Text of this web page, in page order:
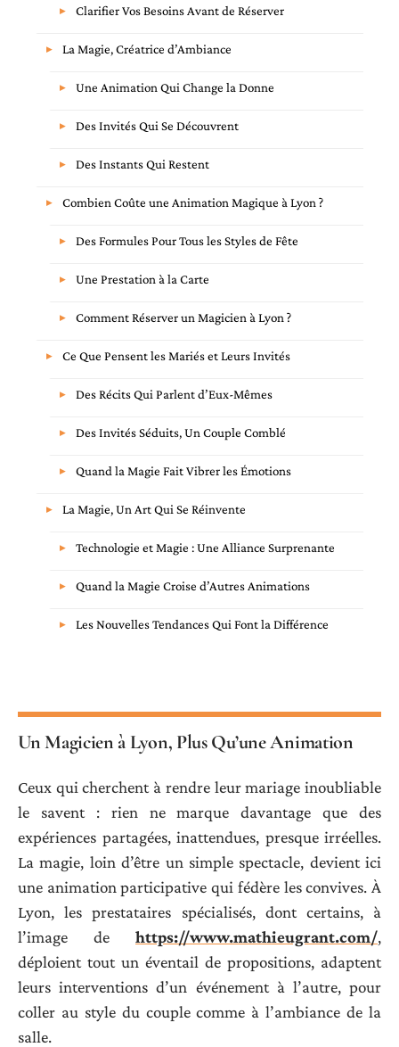
Clarifier Vos Besoins Avant de Réserver
La Magie, Créatrice d’Ambiance
Une Animation Qui Change la Donne
Des Invités Qui Se Découvrent
Des Instants Qui Restent
Combien Coûte une Animation Magique à Lyon ?
Des Formules Pour Tous les Styles de Fête
Une Prestation à la Carte
Comment Réserver un Magicien à Lyon ?
Ce Que Pensent les Mariés et Leurs Invités
Des Récits Qui Parlent d’Eux-Mêmes
Des Invités Séduits, Un Couple Comblé
Quand la Magie Fait Vibrer les Émotions
La Magie, Un Art Qui Se Réinvente
Technologie et Magie : Une Alliance Surprenante
Quand la Magie Croise d’Autres Animations
Les Nouvelles Tendances Qui Font la Différence
Un Magicien à Lyon, Plus Qu’une Animation
Ceux qui cherchent à rendre leur mariage inoubliable
le savent : rien ne marque davantage que des
expériences partagées, inattendues, presque irréelles.
La magie, loin d’être un simple spectacle, devient ici
une animation participative qui fédère les convives. À
Lyon, les prestataires spécialisés, dont certains, à
l’image de https://www.mathieugrant.com/,
déploient tout un éventail de propositions, adaptent
leurs interventions d’un événement à l’autre, pour
coller au style du couple comme à l’ambiance de la
salle.